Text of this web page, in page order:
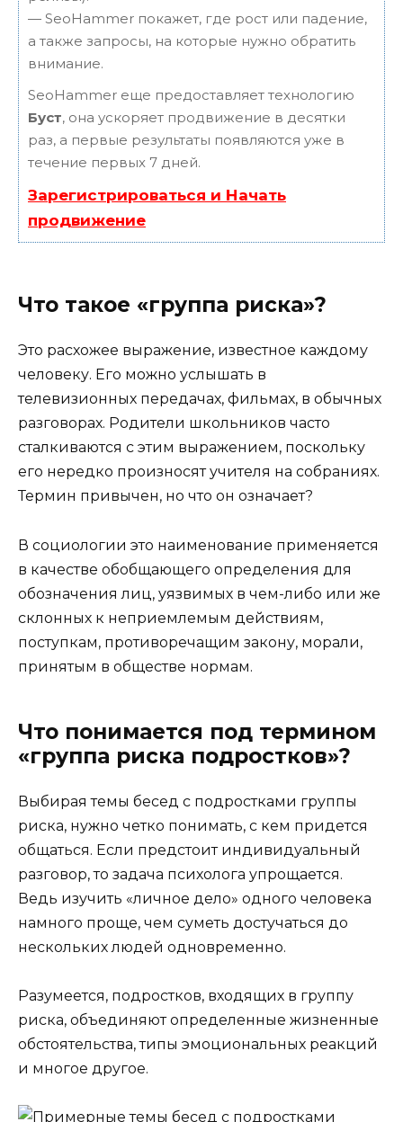
— SeoHammer покажет, где рост или падение,
а также запросы, на которые нужно обратить
внимание.
SeoHammer еще предоставляет технологию
Буст, она ускоряет продвижение в десятки
раз, а первые результаты появляются уже в
течение первых 7 дней.
Зарегистрироваться и Начать
продвижение
Что такое «группа риска»?
Это расхожее выражение, известное каждому
человеку. Его можно услышать в
телевизионных передачах, фильмах, в обычных
разговорах. Родители школьников часто
сталкиваются с этим выражением, поскольку
его нередко произносят учителя на собраниях.
Термин привычен, но что он означает?
В социологии это наименование применяется
в качестве обобщающего определения для
обозначения лиц, уязвимых в чем-либо или же
склонных к неприемлемым действиям,
поступкам, противоречащим закону, морали,
принятым в обществе нормам.
Что понимается под термином
«группа риска подростков»?
Выбирая темы бесед с подростками группы
риска, нужно четко понимать, с кем придется
общаться. Если предстоит индивидуальный
разговор, то задача психолога упрощается.
Ведь изучить «личное дело» одного человека
намного проще, чем суметь достучаться до
нескольких людей одновременно.
Разумеется, подростков, входящих в группу
риска, объединяют определенные жизненные
обстоятельства, типы эмоциональных реакций
и многое другое.